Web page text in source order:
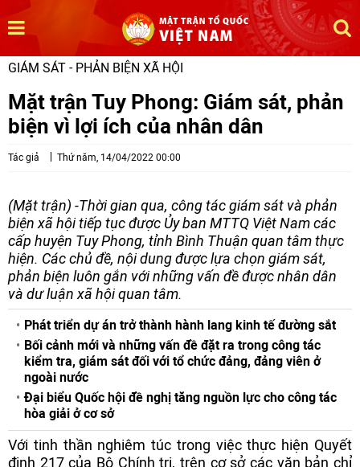
GIÁM SÁT - PHẢN BIỆN XÃ HỘI
Mặt trận Tuy Phong: Giám sát, phản
biện vì lợi ích của nhân dân
Tác giả Thứ năm, 14/04/2022 00:00
(Mặt trận) -Thời gian qua, công tác giám sát và phản
biện xã hội tiếp tục được Ủy ban MTTQ Việt Nam các
cấp huyện Tuy Phong, tỉnh Bình Thuận quan tâm thực
hiện. Các chủ đề, nội dung được lựa chọn giám sát,
phản biện luôn gắn với những vấn đề được nhân dân
và dư luận xã hội quan tâm.
Phát triển dự án trở thành hành lang kinh tế đường sắt
Bối cảnh mới và những vấn đề đặt ra trong công tác
kiểm tra, giám sát đối với tổ chức đảng, đảng viên ở
ngoài nước
Đại biểu Quốc hội đề nghị tăng nguồn lực cho công tác
hòa giải ở cơ sở
Với tinh thần nghiêm túc trong việc thực hiện Quyết
định 217 của Bộ Chính trị, trên cơ sở các văn bản chỉ